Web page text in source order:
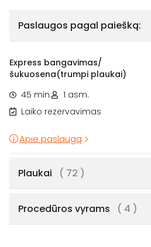
Paslaugos pagal paiešką:
Express bangavimas/
šukuosena(trumpi plaukai)
45 min.
1 asm.
Laiko rezervavimas
Apie paslaugą
Plaukai ( 72 )
Procedūros vyrams ( 4 )